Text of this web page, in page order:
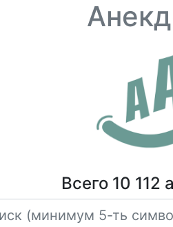
Всего 10 112